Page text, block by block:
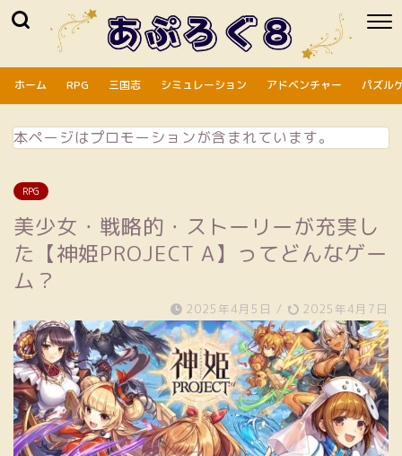
ホーム RPG 三国志 シミュレーション アドベンチャー パズル
本ページはプロモーションが含まれています。
RPG
美少女・戦略的・ストーリーが充実し
た【神姫PROJECT A】ってどんなゲー
ム？
2025年4月5日 / 2025年4月7日